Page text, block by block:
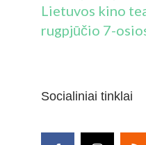
Lietuvos kino
rugpjūčio 7-
Socialiniai tinklai